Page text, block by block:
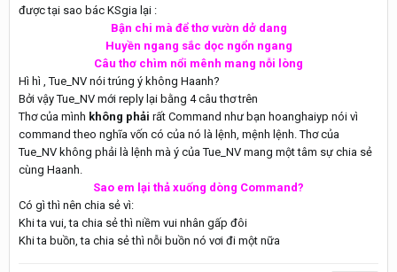
được tại sao bác KSgia lại :
Bận chi mà để thơ vườn dở dang
Huyền ngang sắc dọc ngổn ngang
Câu thơ chìm nổi mênh mang nỗi lòng
Hì hì , Tue_NV nói trúng ý không Haanh?
Bởi vậy Tue_NV mới reply lại bằng 4 câu thơ trên
Thơ của mình không phải rất Command như bạn hoanghaiyp nói vì
command theo nghĩa vốn có của nó là lệnh, mệnh lệnh. Thơ của
Tue_NV không phải là lệnh mà ý của Tue_NV mang một tâm sự chia sẻ
cùng Haanh.
Sao em lại thả xuống dòng Command?
Có gì thì nên chia sẻ vì:
Khi ta vui, ta chia sẻ thì niềm vui nhân gấp đôi
Khi ta buồn, ta chia sẻ thì nỗi buồn nó vơi đi một nữa